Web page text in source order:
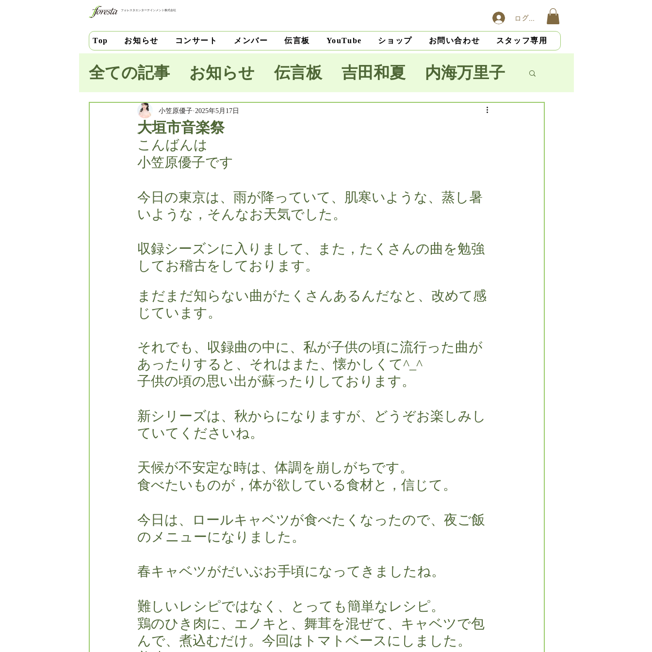
フォレスタエンターテインメント株式会社
ログイン
Top お知らせ コンサート メンバー 伝言板 YouTube ショップ お問い合わせ スタッフ専用
全ての記事 お知らせ 伝言板 吉田和夏 内海万里子
池田史花 三宅里菜
中安千晶 財木麗子
竹内直紀 山本将生 大野隆 石川和男 大杉光恵
大垣市音楽祭
小笠原優子 2025年5月17日
こんばんは
小笠原優子です
今日の東京は、雨が降っていて、肌寒いような、蒸し暑
いような，そんなお天気でした。
収録シーズンに入りまして、また，たくさんの曲を勉強
してお稽古をしております。
まだまだ知らない曲がたくさんあるんだなと、改めて感
じています。
それでも、収録曲の中に、私が子供の頃に流行った曲が
あったりすると、それはまた、懐かしくて^_^
子供の頃の思い出が蘇ったりしております。
新シリーズは、秋からになりますが、どうぞお楽しみし
ていてくださいね。
天候が不安定な時は、体調を崩しがちです。
食べたいものが，体が欲している食材と，信じて。
今日は、ロールキャベツが食べたくなったので、夜ご飯
のメニューになりました。
春キャベツがだいぶお手頃になってきましたね。
難しいレシピではなく、とっても簡単なレシピ。
鶏のひき肉に、エノキと、舞茸を混ぜて、キャベツで包
んで、煮込むだけ。今回はトマトベースにしました。